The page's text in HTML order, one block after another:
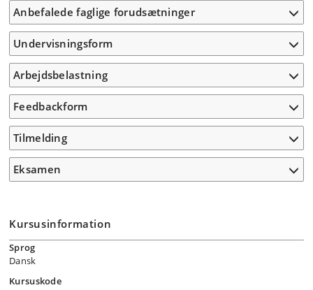
Anbefalede faglige forudsætninger
Undervisningsform
Arbejdsbelastning
Feedbackform
Tilmelding
Eksamen
Kursusinformation
Sprog
Dansk
Kursuskode